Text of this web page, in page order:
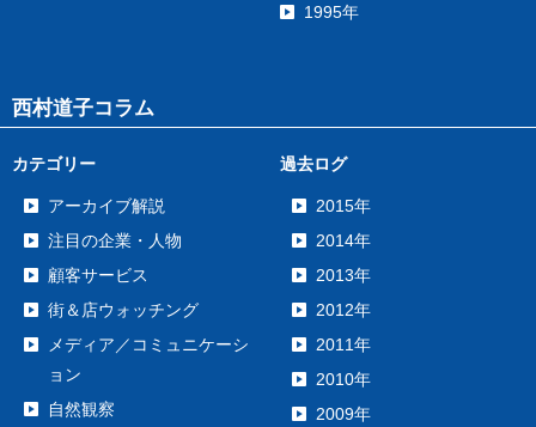
1995年
西村道子コラム
カテゴリー
アーカイブ解説
注目の企業・人物
顧客サービス
街＆店ウォッチング
メディア／コミュニケーシ
ョン
自然観察
過去ログ
2015年
2014年
2013年
2012年
2011年
2010年
2009年